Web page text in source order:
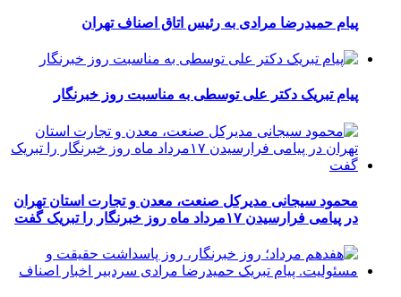
پیام حمیدرضا مرادی به رئیس اتاق اصناف تهران
پیام تبریک دکتر علی توسطی به مناسبت روز خبرنگار
محمود سیجانی مدیرکل صنعت، معدن و تجارت استان تهران
در پیامی فرارسیدن ۱۷مرداد ماه روز خبرنگار را تبریک گفت